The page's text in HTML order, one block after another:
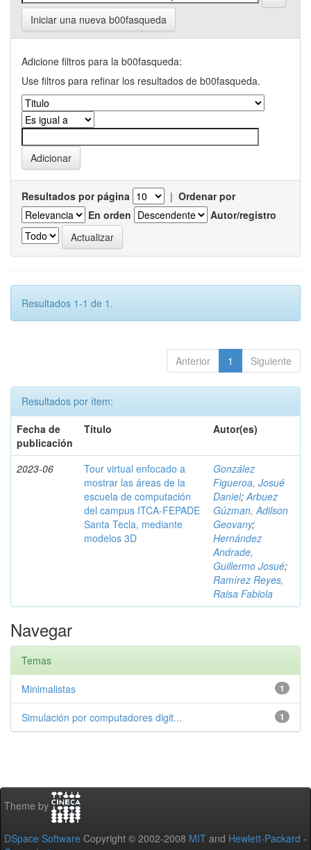
Iniciar una nueva b00fasqueda
Adicione filtros para la b00fasqueda:
Use filtros para refinar los resultados de b00fasqueda.
Resultados por página | Ordenar por
En orden
Autor/registro
Resultados 1-1 de 1.
Anterior 1 Siguiente
Resultados por ítem:
Fecha de
publicación
Título Autor(es)
2023-06
Tour virtual enfocado a
mostrar las áreas de la
escuela de computación
del campus ITCA-FEPADE
Santa Tecla, mediante
modelos 3D
González
Figueroa, Josué
Daniel;Arbuez
Gúzman, Adilson
Geovany;
Hernández
Andrade,
Guillermo Josué;
Ramírez Reyes,
Raisa Fabiola
Navegar
Temas
1
Minimalistas
1
Simulación por computadores digit...
Theme by
DSpace Software Copyright © 2002-2008 MIT and Hewlett-Packard -